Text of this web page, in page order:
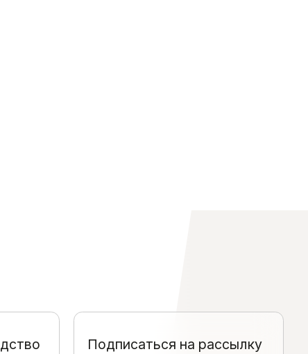
Подписаться на рассылку